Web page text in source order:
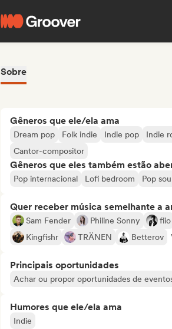
Sobre
Gêneros que ele/ela ama
Dream pop Folk indie Indie pop Indie
Cantor-compositor
Gêneros que eles também estão
Pop internacional Lofi bedroom Pop
Quer receber música semelhante a
Sam Fender Philine Sonny fiio
Kingfishr
TRÄNEN Betterov
Principais oportunidades
Achar ou propor oportunidades de
Humores que ele/ela ama
Indie